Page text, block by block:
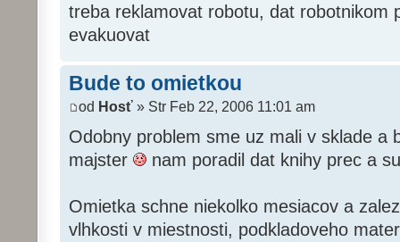
treba reklamovat robotu, dat robotnikom
evakuovat
Bude to omietkou
od Hosť » Str Feb 22, 2006 11:01 am
Odobny problem sme uz mali v sklade a
majster
nam poradil dat knihy prec a
Omietka schne niekolko mesiacov a
vlhkosti v miestnosti, podkladoveho